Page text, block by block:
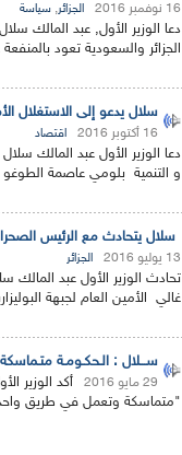
16 نوفمبر 2016 الجزائر, سياسة
دعا الوزير الأول, عبد المالك
الجزائر والسعودية تعود
سلال يدعو إلى الاستغلال
16 أكتوبر 2016 اقتصاد
دعا الوزير الأول عبد المالك
و التنمية بلومي عاصمة الطوغو
سلال يتحادث مع الرئيس
13 يوليو 2016 الجزائر
تحادث الوزير الأول عبد المالك
غالي الأمين العام لجبهة
ســـلال : الـحكـومـة
29 مايو 2016
أكد الوزير
"متماسكة وتعمل في طريق واحد